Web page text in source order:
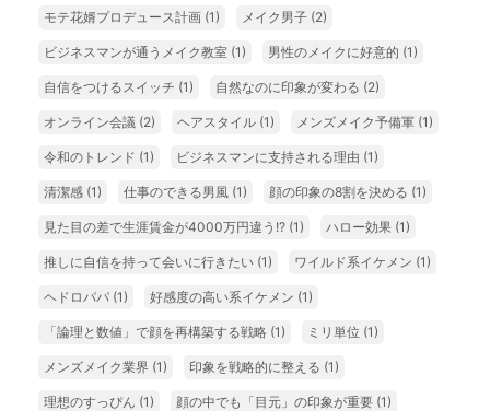
モテ花婿プロデュース計画 (1) メイク男子 (2)
ビジネスマンが通うメイク教室 (1) 男性のメイクに好意的 (1)
自信をつけるスイッチ (1) 自然なのに印象が変わる (2)
オンライン会議 (2) ヘアスタイル (1) メンズメイク予備軍 (1)
令和のトレンド (1) ビジネスマンに支持される理由 (1)
清潔感 (1) 仕事のできる男風 (1) 顔の印象の8割を決める (1)
見た目の差で生涯賃金が4000万円違う!? (1) ハロー効果 (1)
推しに自信を持って会いに行きたい (1) ワイルド系イケメン (1)
ヘドロパパ (1) 好感度の高い系イケメン (1)
「論理と数値」で顔を再構築する戦略 (1) ミリ単位 (1)
メンズメイク業界 (1) 印象を戦略的に整える (1)
理想のすっぴん (1) 顔の中でも「目元」の印象が重要 (1)